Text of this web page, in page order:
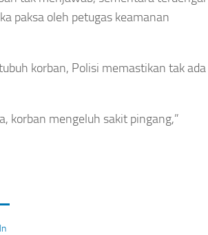
paksa oleh petugas keamanan
korban, Polisi memastikan tak ada
korban mengeluh sakit pingang,”